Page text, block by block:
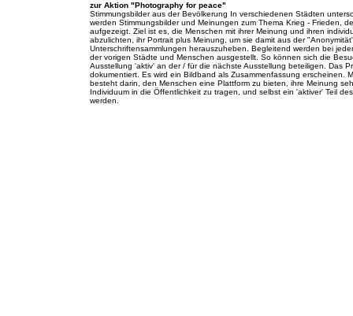
zur Aktion "Photography for peace"
Stimmungsbilder aus der Bevölkerung In verschiedenen Städten
werden Stimmungsbilder und Meinungen zum Thema Krieg - Frieden,
aufgezeigt. Ziel ist es, die Menschen mit ihrer Meinung und ihren
abzulichten, ihr Portrait plus Meinung, um sie damit aus der
Unterschriftensammlungen herauszuheben. Begleitend werden bei
der vorigen Städte und Menschen ausgestellt. So können sich die
Ausstellung 'aktiv' an der / für die nächste Ausstellung beteiligen. Das
dokumentiert. Es wird ein Bildband als Zusammenfassung erscheinen.
besteht darin, den Menschen eine Plattform zu bieten, ihre Meinung
Individuum in die Öffentlichkeit zu tragen, und selbst ein 'aktiver' Teil
werden.